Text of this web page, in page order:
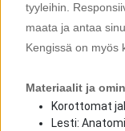
tyyleihin.
maata ja antaa
Kengissä on myös
Materiaalit ja
Korottomat
Lesti: